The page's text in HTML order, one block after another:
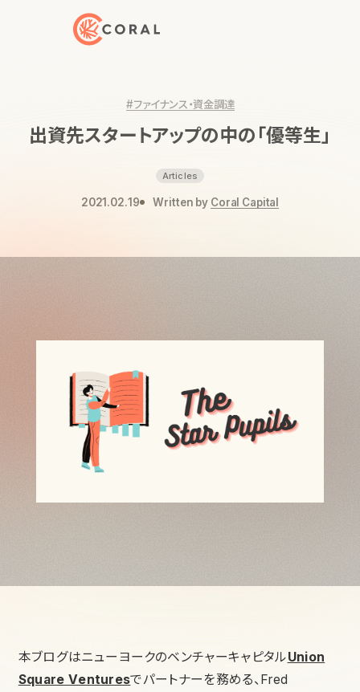
トップページへ戻る
#ファイナンス・資金調達
出資先スタートアップの中の「優等生」
Articles
2021.02.19 Written by Coral Capital
本ブログはニューヨークのベンチャーキャピタルUnion
Square Venturesでパートナーを務める、Fred